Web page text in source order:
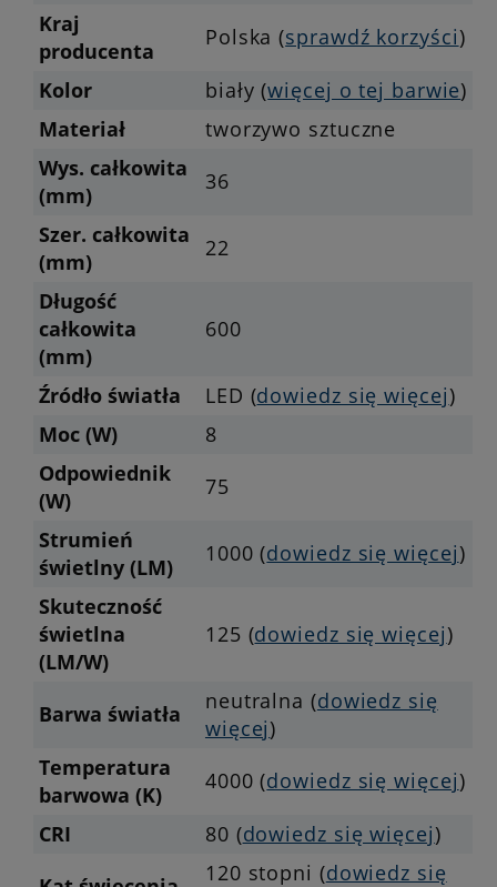
Kraj
producenta
Polska (sprawdź korzyści)
Kolor
biały (więcej o tej barwie)
Materiał
tworzywo sztuczne
Wys. całkowita
(mm)
36
Szer. całkowita
(mm)
22
Długość
całkowita
(mm)
600
Źródło światła LED (dowiedz się więcej)
Moc (W)
8
Odpowiednik
(W)
75
Strumień
świetlny (LM)
1000 (dowiedz się więcej)
Skuteczność
świetlna
(LM/W)
125 (dowiedz się więcej)
Barwa światła neutralna (dowiedz się
więcej)
Temperatura
barwowa (K)
4000 (dowiedz się więcej)
CRI
80 (dowiedz się więcej)
120 stopni (dowiedz się